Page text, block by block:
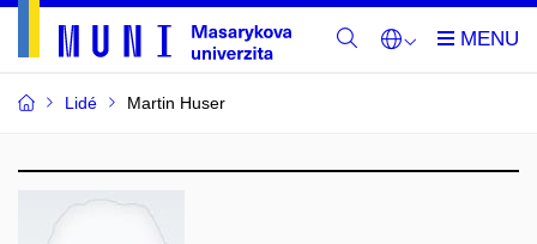
Lidé Martin Huser